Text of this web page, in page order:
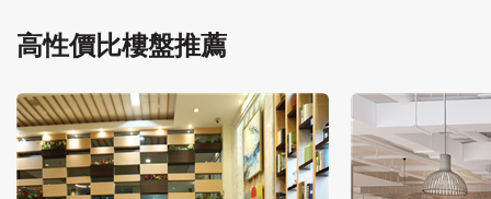
高性價比樓盤推薦